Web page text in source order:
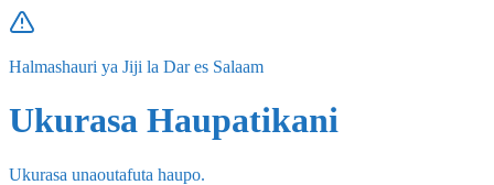
Halmashauri ya Jiji la Dar es Salaam
Ukurasa Haupatikani
Ukurasa unaoutafuta haupo.